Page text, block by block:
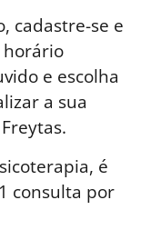
cadastre-se e
horário
e escolha
a sua
é
consulta por